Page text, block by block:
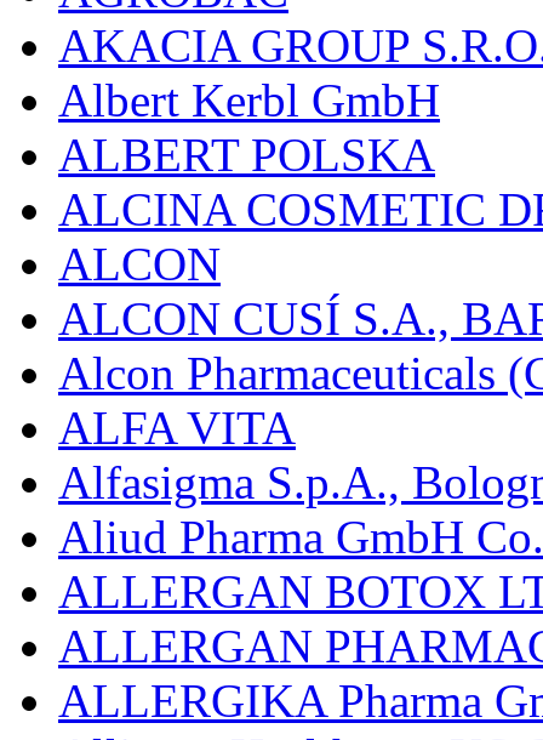
AKACIA GROUP
Albert Kerbl GmbH
ALBERT POLSKA
ALCINA COSMETIC
ALCON
ALCON CUSÍ S.A.,
Alcon Pharmaceuticals
ALFA VITA
Alfasigma S.p.A.,
Aliud Pharma GmbH
ALLERGAN BOTOX
ALLERGAN
ALLERGIKA Pharma